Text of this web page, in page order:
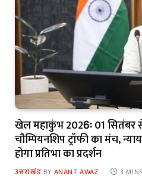
खेल महाकुंभ 2026ः 01 सितंबर
चौम्पियनशिप ट्रॉफी का मंच,
होगा प्रतिभा का प्रदर्शन
उत्तराखंड BY ANANT AWAZ 3